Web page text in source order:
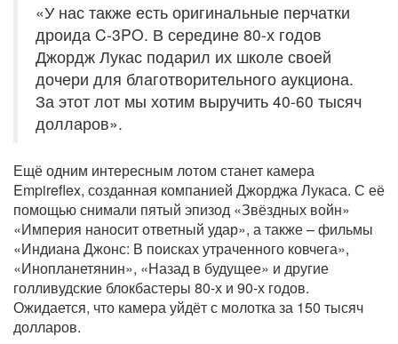
«У нас также есть оригинальные перчатки
дроида C-3PO. В середине 80-х годов
Джордж Лукас подарил их школе своей
дочери для благотворительного аукциона.
За этот лот мы хотим выручить 40-60 тысяч
долларов».
Ещё одним интересным лотом станет камера
Empireflex, созданная компанией Джорджа Лукаса. С её
помощью снимали пятый эпизод «Звёздных войн»
«Империя наносит ответный удар», а также – фильмы
«Индиана Джонс: В поисках утраченного ковчега»,
«Инопланетянин», «Назад в будущее» и другие
голливудские блокбастеры 80-х и 90-х годов.
Ожидается, что камера уйдёт с молотка за 150 тысяч
долларов.